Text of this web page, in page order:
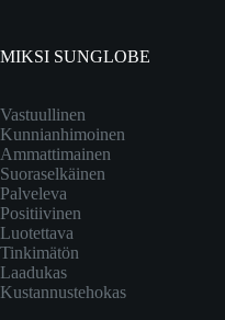
MIKSI SUNGLOBE
Vastuullinen
Kunnianhimoinen
Ammattimainen
Suoraselkäinen
Palveleva
Positiivinen
Luotettava
Tinkimätön
Laadukas
Kustannustehokas